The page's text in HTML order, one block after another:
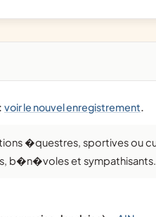
voir le nouvel enregistrement.
b�n�voles et sympathisants.